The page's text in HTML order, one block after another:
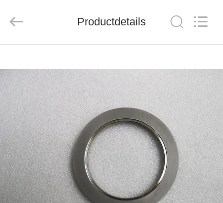
PRODUCTEN
VIDEO'S
OVER
ONS
FABRIEKSTOCHT
Productdetails